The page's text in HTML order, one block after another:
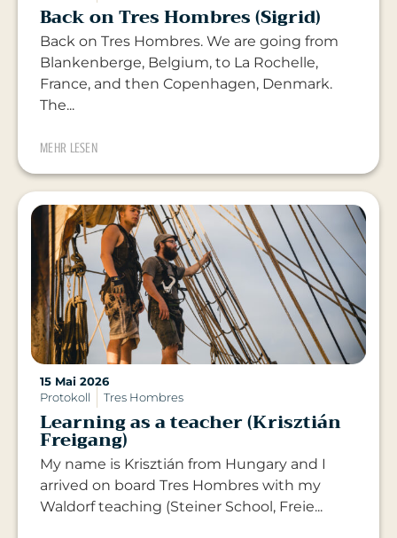
Back on Tres Hombres (Sigrid)
Back on Tres Hombres. We are going from
Blankenberge, Belgium, to La Rochelle,
France, and then Copenhagen, Denmark.
The...
MEHR LESEN
15 Mai 2026
Protokoll
Tres Hombres
Learning as a teacher (Krisztián
Freigang)
My name is Krisztián from Hungary and I
arrived on board Tres Hombres with my
Waldorf teaching (Steiner School, Freie...